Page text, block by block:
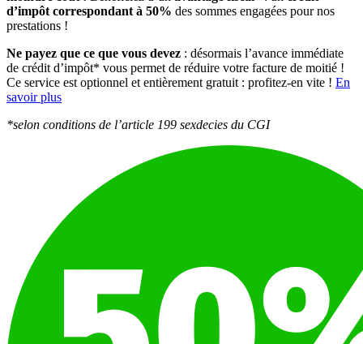
d’impôt correspondant à 50% des sommes engagées pour nos
prestations !
Ne payez que ce que vous devez : désormais l’avance immédiate
de crédit d’impôt* vous permet de réduire votre facture de moitié !
Ce service est optionnel et entièrement gratuit : profitez-en vite ! En
savoir plus
*selon conditions de l’article 199 sexdecies du CGI